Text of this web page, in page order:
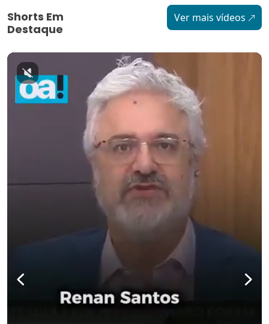
Shorts Em
Destaque
Ver mais vídeos